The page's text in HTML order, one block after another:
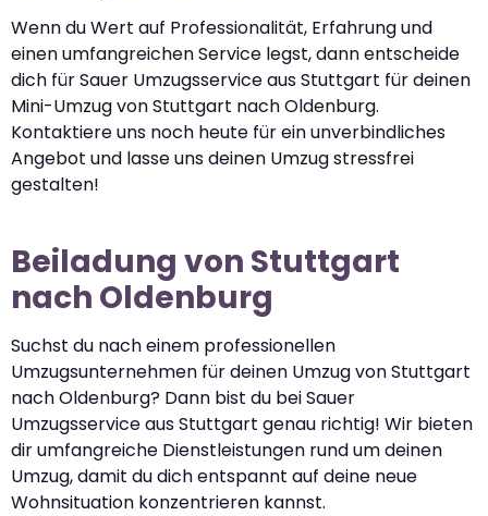
Wenn du Wert auf Professionalität, Erfahrung und
einen umfangreichen Service legst, dann entscheide
dich für Sauer Umzugsservice aus Stuttgart für deinen
Mini-Umzug von Stuttgart nach Oldenburg.
Kontaktiere uns noch heute für ein unverbindliches
Angebot und lasse uns deinen Umzug stressfrei
gestalten!
Beiladung von Stuttgart
nach Oldenburg
Suchst du nach einem professionellen
Umzugsunternehmen für deinen Umzug von Stuttgart
nach Oldenburg? Dann bist du bei Sauer
Umzugsservice aus Stuttgart genau richtig! Wir bieten
dir umfangreiche Dienstleistungen rund um deinen
Umzug, damit du dich entspannt auf deine neue
Wohnsituation konzentrieren kannst.